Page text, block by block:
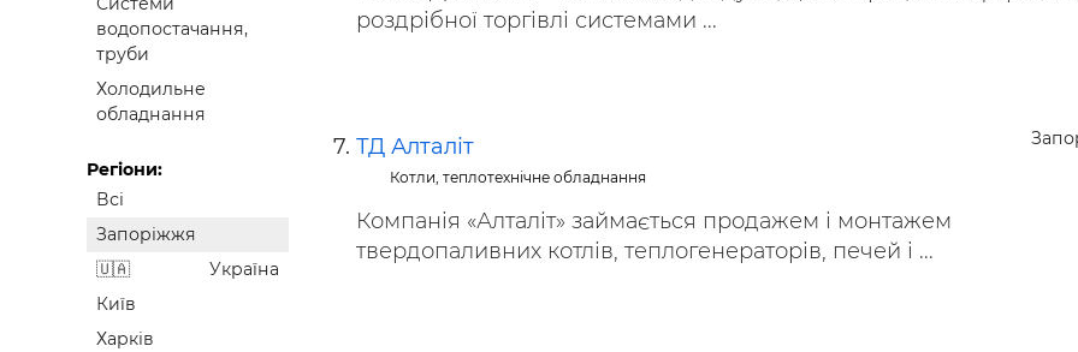
водопостачання,
труби
Холодильне
обладнання
Регіони:
Всі
Запоріжжя
Україна
Київ
Харків
роздрібної торгівлі системами ...
ТД Алталіт
Котли, теплотехнічне обладнання
Компанія «Алталіт» займається продажем і монтажем
твердопаливних котлів, теплогенераторів, печей і ...